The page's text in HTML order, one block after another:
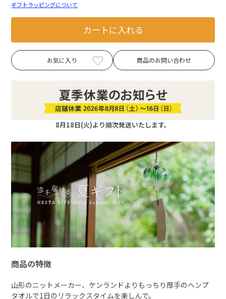
ギフトラッピングについて
カートに入れる
お気に入り 商品のお問い合わせ
8月18日(火)より順次発送いたします。
商品の特徴
山形のニットメーカー、ケンランドよりもっちり厚手のヘンプ
タオルで1日のリラックスタイムを楽しんで。